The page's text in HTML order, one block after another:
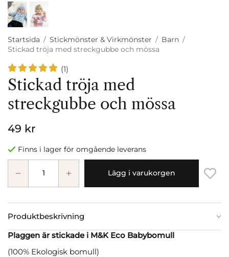
Startsida / Stickmönster & Virkmönster / Barn /
Stickad tröja med streckgubbe och mössa
(1)
Stickad tröja med
streckgubbe och mössa
49 kr
Finns i lager för omgående leverans
Lägg i varukorgen
Produktbeskrivning
Plaggen är stickade i M&K Eco Babybomull
(100% Ekologisk bomull)